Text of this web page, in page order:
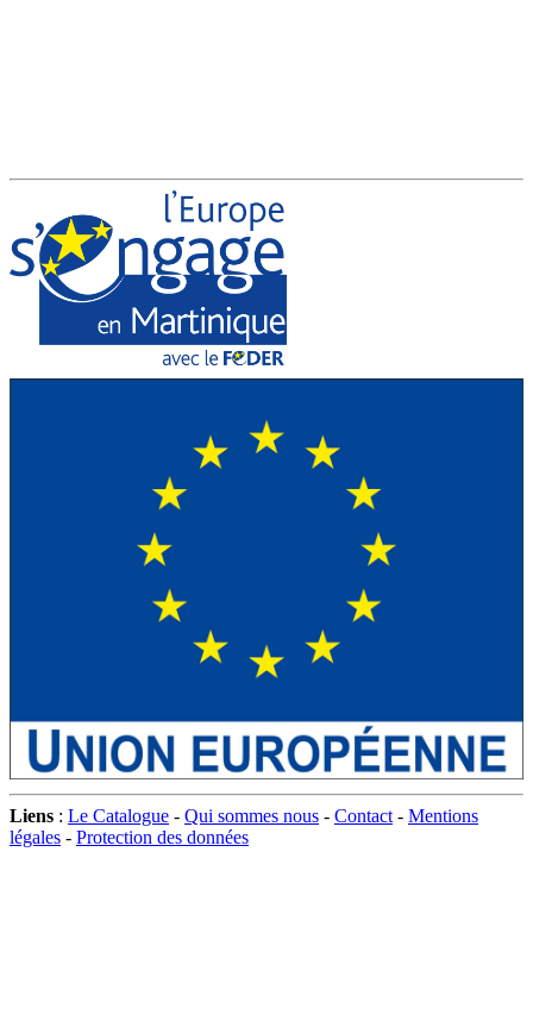
Liens : Le Catalogue - Qui sommes nous - Contact - Mentions
légales - Protection des données